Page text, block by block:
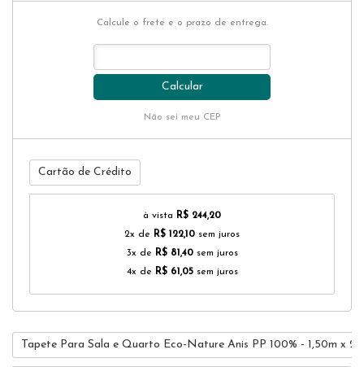
Calcule o frete e o prazo de entrega.
Calcular
Não sei meu CEP
Cartão de Crédito
à vista R$ 244,20
2x de R$ 122,10 sem juros
3x de R$ 81,40sem juros
4x de R$ 61,05sem juros
Tapete Para Sala e Quarto Eco-Nature Anis PP 100% - 1,50m x